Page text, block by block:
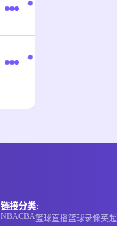
链接分类:
NBACBA篮球直播篮球录像英超